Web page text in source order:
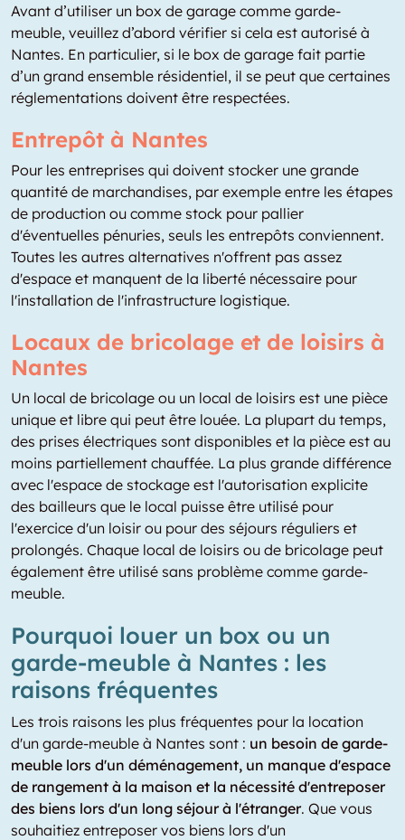
Avant d’utiliser un box de garage comme garde-
meuble, veuillez d’abord vérifier si cela est autorisé à
Nantes. En particulier, si le box de garage fait partie
d’un grand ensemble résidentiel, il se peut que certaines
réglementations doivent être respectées.
Entrepôt à Nantes
Pour les entreprises qui doivent stocker une grande
quantité de marchandises, par exemple entre les étapes
de production ou comme stock pour pallier
d'éventuelles pénuries, seuls les entrepôts conviennent.
Toutes les autres alternatives n'offrent pas assez
d'espace et manquent de la liberté nécessaire pour
l'installation de l'infrastructure logistique.
Locaux de bricolage et de loisirs à
Nantes
Un local de bricolage ou un local de loisirs est une pièce
unique et libre qui peut être louée. La plupart du temps,
des prises électriques sont disponibles et la pièce est au
moins partiellement chauffée. La plus grande différence
avec l'espace de stockage est l'autorisation explicite
des bailleurs que le local puisse être utilisé pour
l'exercice d'un loisir ou pour des séjours réguliers et
prolongés. Chaque local de loisirs ou de bricolage peut
également être utilisé sans problème comme garde-
meuble.
Pourquoi louer un box ou un
garde-meuble à Nantes : les
raisons fréquentes
Les trois raisons les plus fréquentes pour la location
d'un garde-meuble à Nantes sont : un besoin de garde-
meuble lors d'un déménagement, un manque d'espace
de rangement à la maison et la nécessité d'entreposer
des biens lors d'un long séjour à l'étranger. Que vous
souhaitiez entreposer vos biens lors d'un